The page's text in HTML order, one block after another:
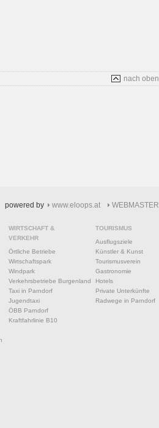
nach oben
powered by www.eloops.at WEBMASTER
WIRTSCHAFT &
VERKEHR
Örtliche Betriebe
Wirtschaftspark
Windpark
Verkehrsbetriebe Burgenland
Taxi in Parndorf
Jugendtaxi
ÖBB Parndorf
Kraftfahrlinie B10
TOURISMUS
Ausflugsziele
Künstler & Kunst
Tourismusverein
Gastronomie
Hotels
Private Unterkünfte
Radwege in Parndorf